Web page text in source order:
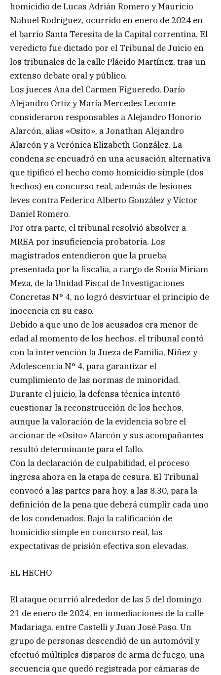
homicidio de Lucas Adrián Romero y Mauricio
Nahuel Rodríguez, ocurrido en enero de 2024 en
el barrio Santa Teresita de la Capital correntina. El
veredicto fue dictado por el Tribunal de Juicio en
los tribunales de la calle Plácido Martínez, tras un
extenso debate oral y público.
Los jueces Ana del Carmen Figueredo, Darío
Alejandro Ortiz y María Mercedes Leconte
consideraron responsables a Alejandro Honorio
Alarcón, alias «Osito», a Jonathan Alejandro
Alarcón y a Verónica Elizabeth González. La
condena se encuadró en una acusación alternativa
que tipificó el hecho como homicidio simple (dos
hechos) en concurso real, además de lesiones
leves contra Federico Alberto González y Víctor
Daniel Romero.
Por otra parte, el tribunal resolvió absolver a
MREA por insuficiencia probatoria. Los
magistrados entendieron que la prueba
presentada por la fiscalía, a cargo de Sonia Miriam
Meza, de la Unidad Fiscal de Investigaciones
Concretas N° 4, no logró desvirtuar el principio de
inocencia en su caso.
Debido a que uno de los acusados era menor de
edad al momento de los hechos, el tribunal contó
con la intervención la Jueza de Familia, Niñez y
Adolescencia N° 4, para garantizar el
cumplimiento de las normas de minoridad.
Durante el juicio, la defensa técnica intentó
cuestionar la reconstrucción de los hechos,
aunque la valoración de la evidencia sobre el
accionar de «Osito» Alarcón y sus acompañantes
resultó determinante para el fallo.
Con la declaración de culpabilidad, el proceso
ingresa ahora en la etapa de cesura. El Tribunal
convocó a las partes para hoy, a las 8.30, para la
definición de la pena que deberá cumplir cada uno
de los condenados. Bajo la calificación de
homicidio simple en concurso real, las
expectativas de prisión efectiva son elevadas.
EL HECHO
El ataque ocurrió alrededor de las 5 del domingo
21 de enero de 2024, en inmediaciones de la calle
Madariaga, entre Castelli y Juan José Paso. Un
grupo de personas descendió de un automóvil y
efectuó múltiples disparos de arma de fuego, una
secuencia que quedó registrada por cámaras de